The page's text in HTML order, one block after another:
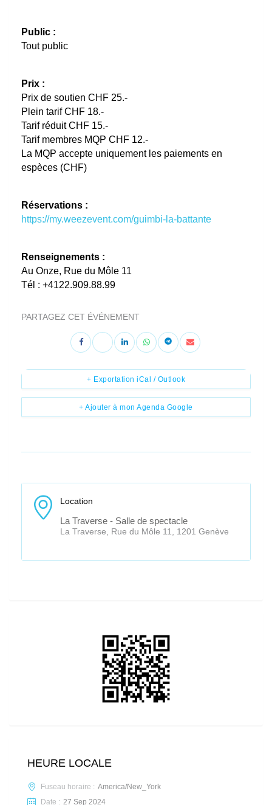
Public :
Tout public
Prix :
Prix de soutien CHF 25.-
Plein tarif CHF 18.-
Tarif réduit CHF 15.-
Tarif membres MQP CHF 12.-
La MQP accepte uniquement les paiements en
espèces (CHF)
Réservations :
https://my.weezevent.com/guimbi-la-battante
Renseignements :
Au Onze, Rue du Môle 11
Tél : +4122.909.88.99
PARTAGEZ CET ÉVÉNEMENT
+ Ajouter à mon Agenda Google
+ Exportation iCal / Outlook
Location
La Traverse - Salle de spectacle
La Traverse, Rue du Môle 11, 1201 Genève
HEURE LOCALE
Fuseau horaire : America/New_York
Date : 27 Sep 2024